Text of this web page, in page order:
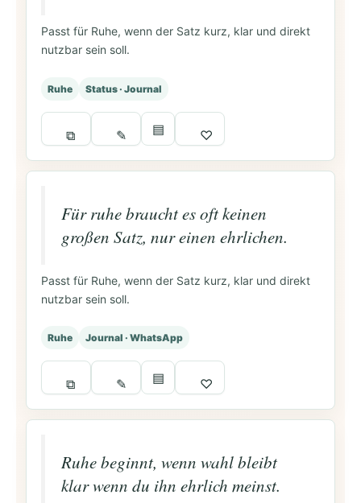
Passt für Ruhe, wenn der Satz kurz, klar und direkt
nutzbar sein soll.
Ruhe Status · Journal
⧉ ✎ ▤ ♡
Für ruhe braucht es oft keinen
großen Satz, nur einen ehrlichen.
Passt für Ruhe, wenn der Satz kurz, klar und direkt
nutzbar sein soll.
Ruhe Journal · WhatsApp
⧉ ✎ ▤ ♡
Ruhe beginnt, wenn wahl bleibt
klar wenn du ihn ehrlich meinst.